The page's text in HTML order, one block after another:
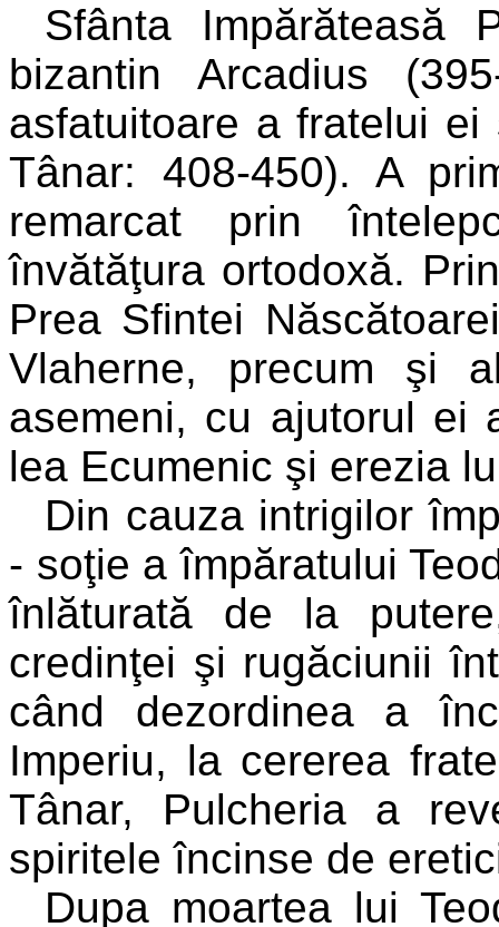
Sfânta Impărăteasă
bizantin Arcadius
asfatuitoare a fratelui
Tânar: 408-450). A
remarcat prin
învătăţura ortodoxă.
Prea Sfintei
Vlaherne, precum şi
asemeni, cu ajutorul ei
lea Ecumenic şi erezia
Din cauza intrigilor
- soţie a împăratului
înlăturată de la
credinţei şi rugăciunii
când dezordinea a
Imperiu, la cererea
Tânar, Pulcheria a
spiritele încinse de
Dupa moartea lui